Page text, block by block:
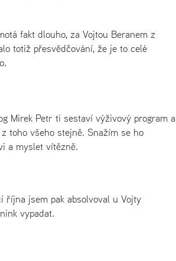
fakt dlouho, za Vojtou Beranem z
totiž přesvědčování, že je to celé
Mirek Petr ti sestaví výživový program a
toho všeho stejně. Snažím se ho
a myslet vítězně.
jsem pak absolvoval u Vojty
vypadat.